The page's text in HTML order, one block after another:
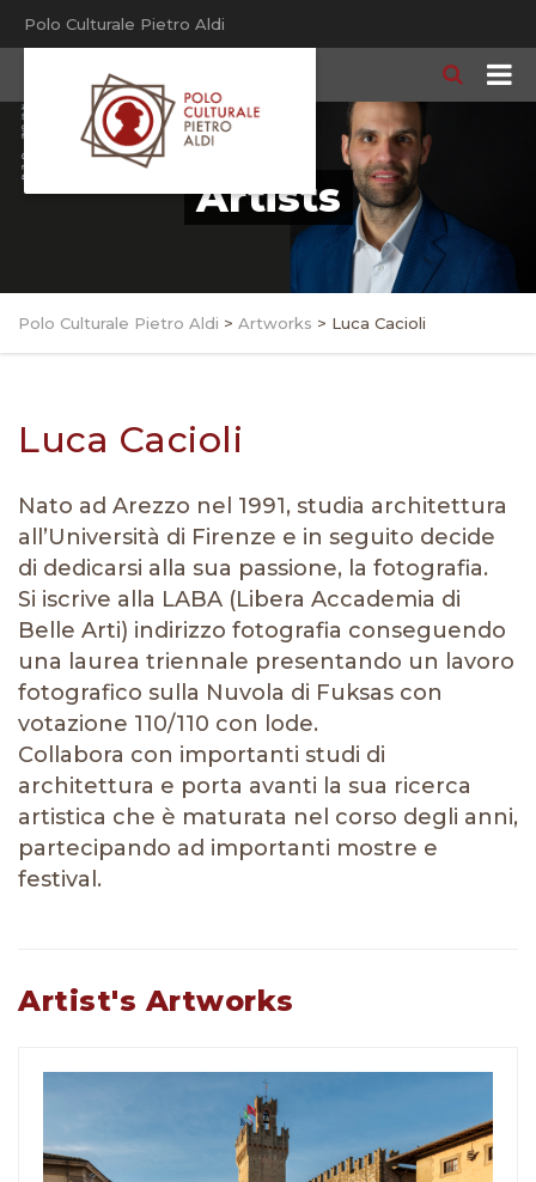
Polo Culturale Pietro Aldi
Artists
Polo Culturale Pietro Aldi > Artworks > Luca Cacioli
Luca Cacioli
Nato ad Arezzo nel 1991, studia architettura
all’Università di Firenze e in seguito decide
di dedicarsi alla sua passione, la fotografia.
Si iscrive alla LABA (Libera Accademia di
Belle Arti) indirizzo fotografia conseguendo
una laurea triennale presentando un lavoro
fotografico sulla Nuvola di Fuksas con
votazione 110/110 con lode.
Collabora con importanti studi di
architettura e porta avanti la sua ricerca
artistica che è maturata nel corso degli anni,
partecipando ad importanti mostre e
festival.
Artist's Artworks